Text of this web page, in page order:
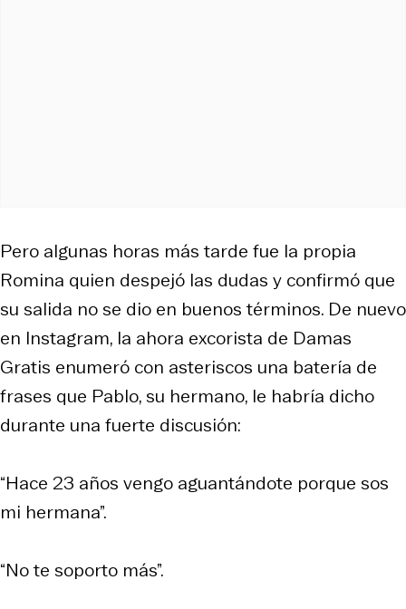
Pero algunas horas más tarde fue la propia
Romina quien despejó las dudas y confirmó que
su salida no se dio en buenos términos. De nuevo
en Instagram, la ahora excorista de Damas
Gratis enumeró con asteriscos una batería de
frases que Pablo, su hermano, le habría dicho
durante una fuerte discusión:
“Hace 23 años vengo aguantándote porque sos
mi hermana”.
“No te soporto más”.